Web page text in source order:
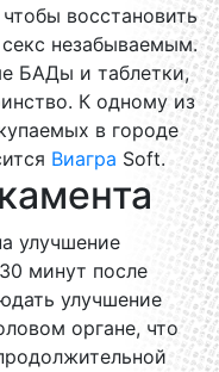
восстановить
незабываемым.
БАДы и таблетки,
К одному из
в городе
Виагра Soft.
улучшение
минут после
улучшение
органе, что